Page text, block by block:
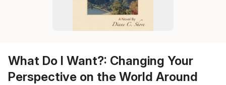
What Do I Want?: Changing Your
Perspective on the World Around